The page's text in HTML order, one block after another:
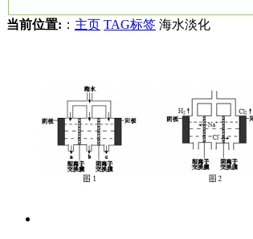
当前位置: ： 主页 TAG标签 海水淡化